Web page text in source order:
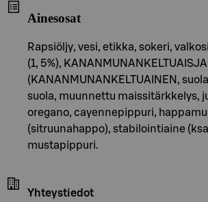
Ainesosat
Rapsiöljy, vesi, etikka, sokeri,
(1, 5%),
(KANANMUNANKELTUAINEN,
suola, muunnettu maissitärkkelys,
oregano, cayennepippuri,
(sitruunahappo), stabilointiaine
mustapippuri.
Yhteystiedot